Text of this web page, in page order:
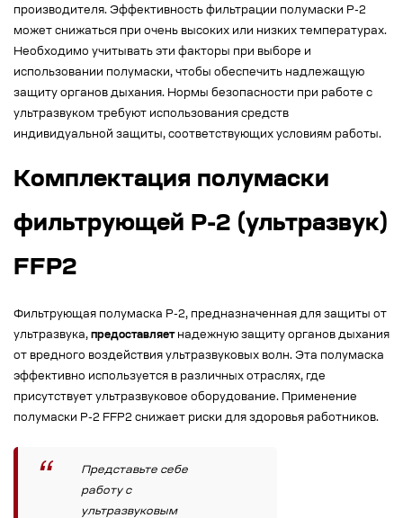
производителя. Эффективность фильтрации полумаски Р-2
может снижаться при очень высоких или низких температурах.
Необходимо учитывать эти факторы при выборе и
использовании полумаски, чтобы обеспечить надлежащую
защиту органов дыхания. Нормы безопасности при работе с
ультразвуком требуют использования средств
индивидуальной защиты, соответствующих условиям работы.
Комплектация полумаски
фильтрующей Р-2 (ультразвук)
FFP2
Фильтрующая полумаска Р-2, предназначенная для защиты от
ультразвука, предоставляетнадежную защиту органов дыхания
от вредного воздействия ультразвуковых волн. Эта полумаска
эффективно используется в различных отраслях, где
присутствует ультразвуковое оборудование. Применение
полумаски Р-2 FFP2 снижает риски для здоровья работников.
Представьте себе
работу с
ультразвуковым